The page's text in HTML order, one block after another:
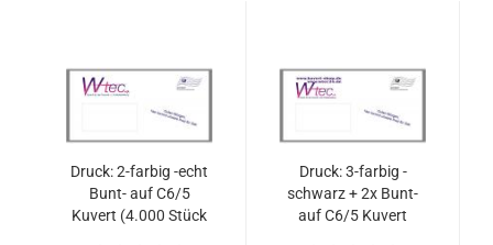
Druck: 2-farbig -echt
Bunt- auf C6/5
Kuvert (4.000 Stück
Druck: 3-farbig -
schwarz + 2x Bunt-
auf C6/5 Kuvert